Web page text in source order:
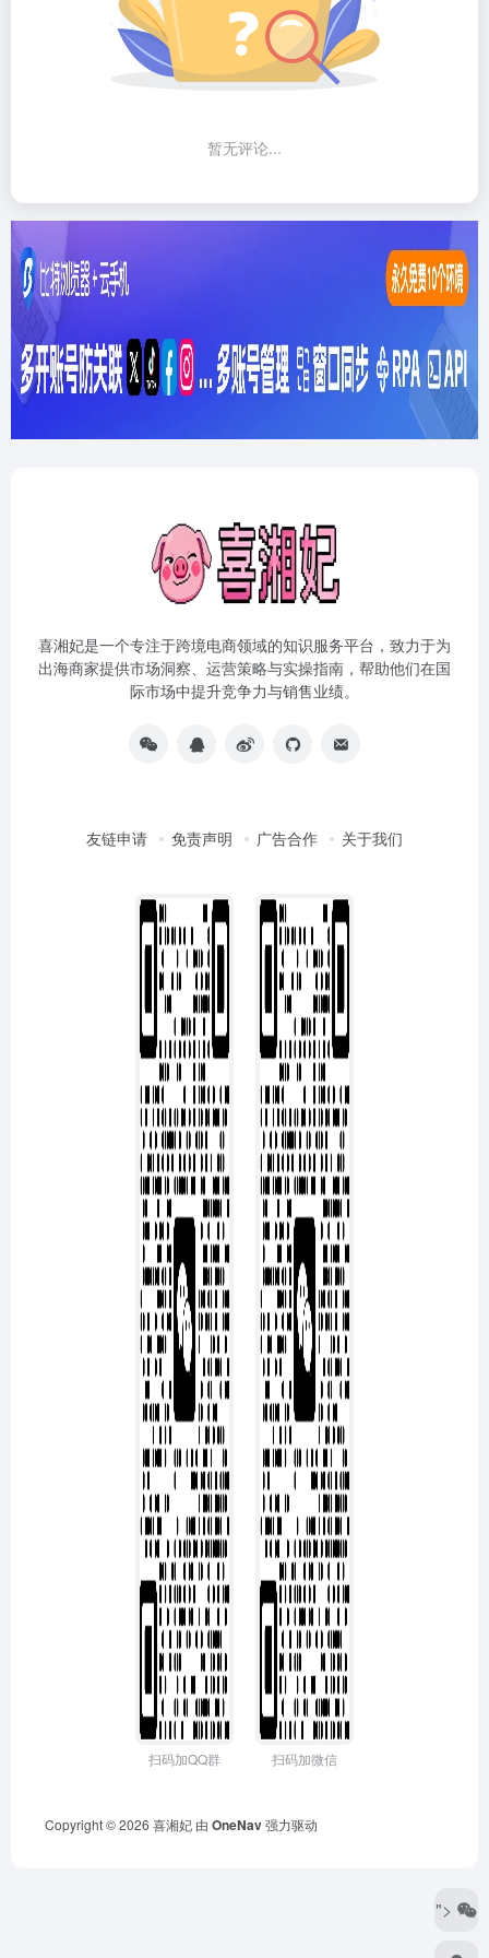
暂无评论...
喜湘妃是一个专注于跨境电商领域的知识服务平台，致力于为
出海商家提供市场洞察、运营策略与实操指南，帮助他们在国
际市场中提升竞争力与销售业绩。
友链申请 免责声明 广告合作 关于我们
扫码加QQ群 扫码加微信
Copyright © 2026 喜湘妃 由 OneNav强力驱动
">